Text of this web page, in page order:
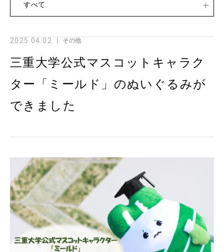
2025.04.02 その他
三重大学公式マスコットキャラク
ター「ミールド」のぬいぐるみが
できました
すべて